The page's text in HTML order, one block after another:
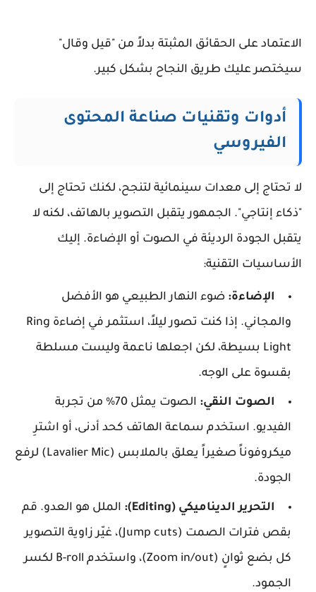
الاعتماد على الحقائق المثبتة بدلاً من "قيل وقال"
سيختصر عليك طريق النجاح بشكل كبير.
أدوات وتقنيات صناعة المحتوى
الفيروسي
لا تحتاج إلى معدات سينمائية لتنجح، لكنك تحتاج إلى
"ذكاء إنتاجي". الجمهور يتقبل التصوير بالهاتف، لكنه لا
يتقبل الجودة الرديئة في الصوت أو الإضاءة. إليك
الأساسيات التقنية:
الإضاءة: ضوء النهار الطبيعي هو الأفضل
والمجاني. إذا كنت تصور ليلاً، استثمر في إضاءة Ring
Light بسيطة، لكن اجعلها ناعمة وليست مسلطة
بقسوة على الوجه.
الصوت النقي:
الصوت يمثل 70% من تجربة
الفيديو. استخدم سماعة الهاتف كحد أدنى، أو اشترِ
ميكروفوناً صغيراً يعلق بالملابس (Lavalier Mic) لرفع
الجودة.
التحرير الديناميكي (Editing):
الملل هو العدو. قم
بقص فترات الصمت (Jump cuts)، غيّر زاوية التصوير
كل بضع ثوانٍ (Zoom in/out)، واستخدم B-roll لكسر
الجمود.